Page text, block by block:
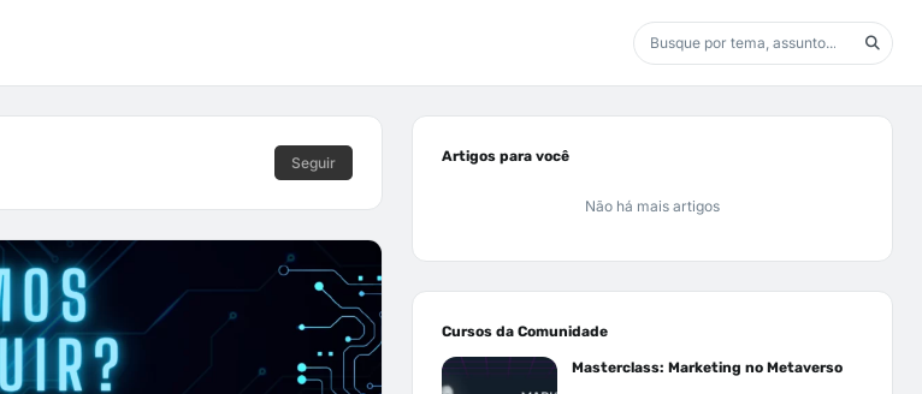
Seguir Artigos para você
Não há mais artigos
Cursos da Comunidade
Masterclass: Marketing no Metaverso